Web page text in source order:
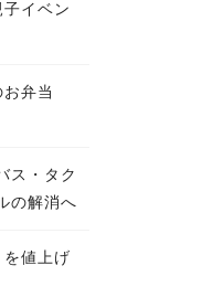
イベン
弁当
ス・タク
の解消へ
値上げ